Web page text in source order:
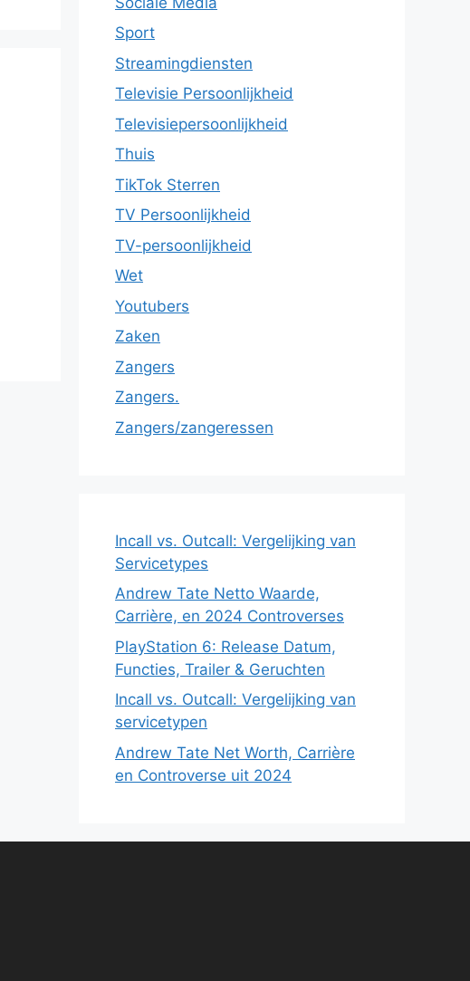
Sport
Streamingdiensten
Televisie Persoonlijkheid
Televisiepersoonlijkheid
Thuis
TikTok Sterren
TV Persoonlijkheid
TV-persoonlijkheid
Wet
Youtubers
Zaken
Zangers
Zangers.
Zangers/zangeressen
Incall vs. Outcall: Vergelijking van
Servicetypes
Andrew Tate Netto Waarde,
Carrière, en 2024 Controverses
PlayStation 6: Release Datum,
Functies, Trailer & Geruchten
Incall vs. Outcall: Vergelijking van
servicetypen
Andrew Tate Net Worth, Carrière
en Controverse uit 2024